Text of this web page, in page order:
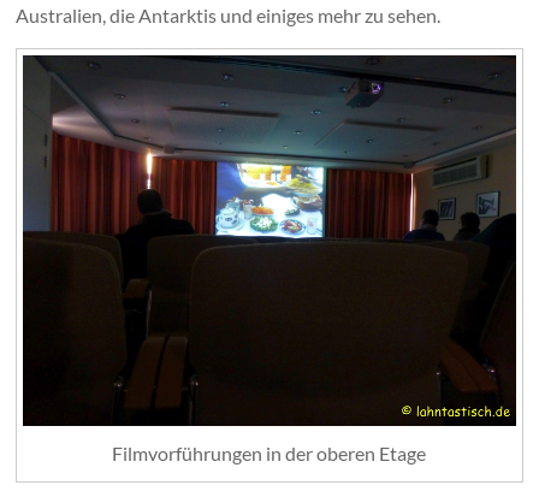
Australien, die Antarktis und einiges mehr zu sehen.
Filmvorführungen in der oberen Etage